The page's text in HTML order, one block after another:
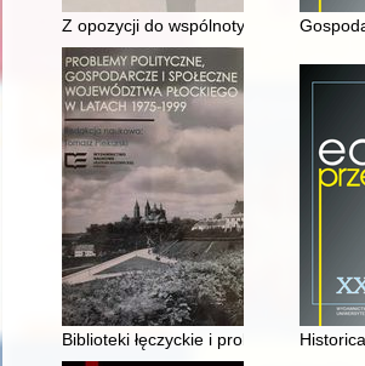
Z opozycji do wspólnoty : historia
Biblioteki łęczyckie i problem